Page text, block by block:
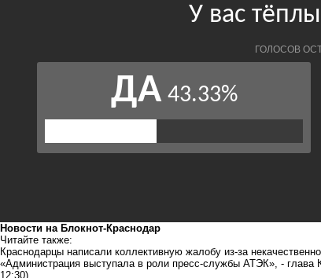
Новости на Блoкнoт-Краснодар
Читайте также:
Краснодарцы написали коллективную жалобу из-за
«Администрация выступала в роли пресс-службы АТЭК», -
12:30)